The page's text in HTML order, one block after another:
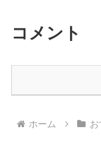
コメント
ホーム